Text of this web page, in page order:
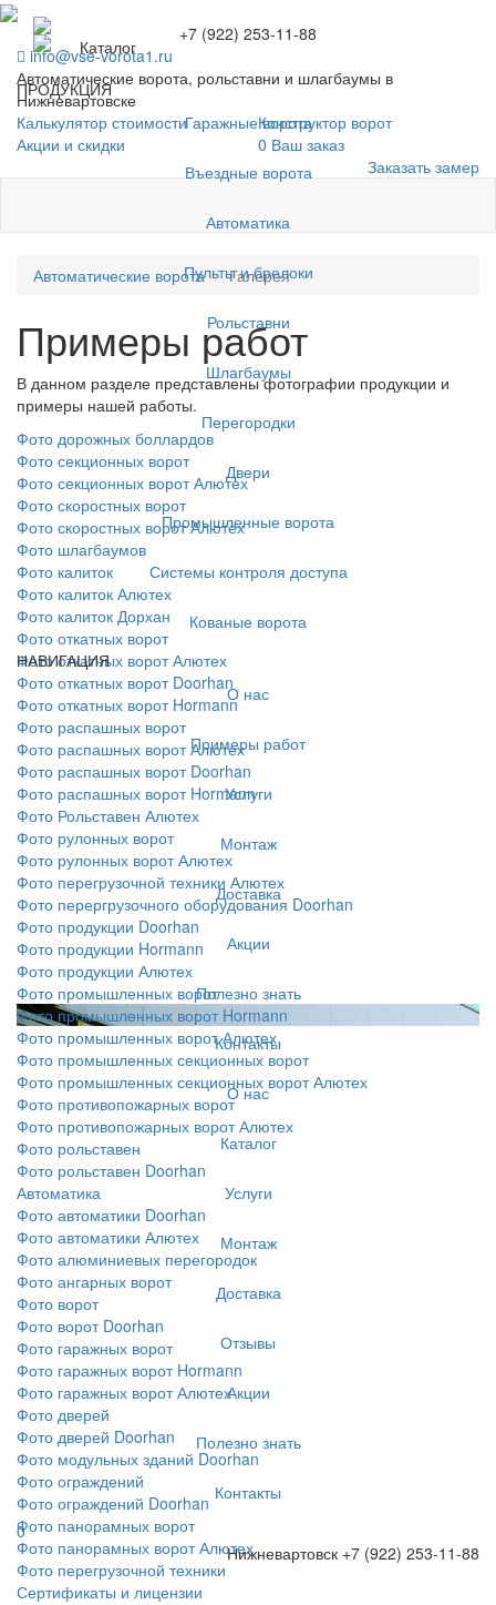
Каталог
ПРОДУКЦИЯ
Гаражные ворота
Въездные ворота
Автоматика
Пульты и брелоки
Рольставни
Шлагбаумы
Перегородки
Двери
Промышленные ворота
Системы контроля доступа
Кованые ворота
НАВИГАЦИЯ
О нас
Примеры работ
Услуги
Монтаж
Доставка
Акции
Полезно знать
Контакты
О нас
Каталог
Услуги
Монтаж
Доставка
Отзывы
Акции
Полезно знать
Контакты
0
Нижневартовск +7 (922) 253-11-88
+7 (922) 253-11-88
info@vse-vorota1.ru
Автоматические ворота, рольставни и шлагбаумы в
Нижневартовске
Калькулятор стоимости
Конструктор ворот
Акции и скидки
0 Ваш заказ
Заказать замер
Автоматические ворота Галерея
Примеры работ
В данном разделе представлены фотографии продукции и
примеры нашей работы.
Фото дорожных боллардов
Фото секционных ворот
Фото секционных ворот Алютех
Фото скоростных ворот
Фото скоростных ворот Алютех
Фото шлагбаумов
Фото калиток
Фото калиток Алютех
Фото калиток Дорхан
Фото откатных ворот
Фото откатных ворот Алютех
Фото откатных ворот Doorhan
Фото откатных ворот Hormann
Фото распашных ворот
Фото распашных ворот Алютех
Фото распашных ворот Doorhan
Фото распашных ворот Hormann
Фото Рольставен Алютех
Фото рулонных ворот
Фото рулонных ворот Алютех
Фото перегрузочной техники Алютех
Фото перергрузочного оборудования Doorhan
Фото продукции Doorhan
Фото продукции Hormann
Фото продукции Алютех
Фото промышленных ворот
Фото промышленных ворот Hormann
Фото промышленных ворот Алютех
Фото промышленных секционных ворот
Фото промышленных секционных ворот Алютех
Фото противопожарных ворот
Фото противопожарных ворот Алютех
Фото рольставен
Фото рольставен Doorhan
Автоматика
Фото автоматики Doorhan
Фото автоматики Алютех
Фото алюминиевых перегородок
Фото ангарных ворот
Фото ворот
Фото ворот Doorhan
Фото гаражных ворот
Фото гаражных ворот Hormann
Фото гаражных ворот Алютех
Фото дверей
Фото дверей Doorhan
Фото модульных зданий Doorhan
Фото ограждений
Фото ограждений Doorhan
Фото панорамных ворот
Фото панорамных ворот Алютех
Фото перегрузочной техники
Сертификаты и лицензии